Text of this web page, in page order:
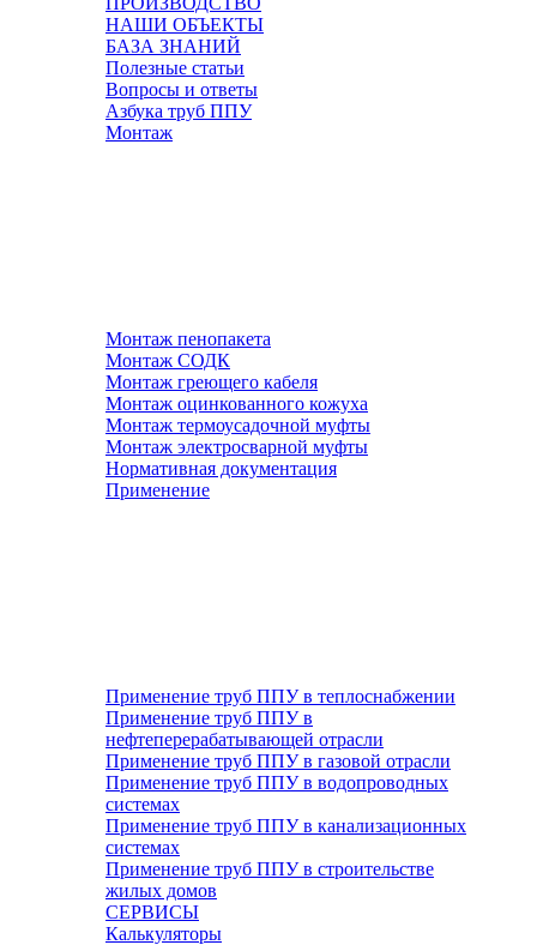
НАШИ ОБЪЕКТЫ
БАЗА ЗНАНИЙ
Полезные статьи
Вопросы и ответы
Азбука труб ППУ
Монтаж
Монтаж пенопакета
Монтаж СОДК
Монтаж греющего кабеля
Монтаж оцинкованного кожуха
Монтаж термоусадочной муфты
Монтаж электросварной муфты
Нормативная документация
Применение
Применение труб ППУ в теплоснабжении
Применение труб ППУ в
нефтеперерабатывающей отрасли
Применение труб ППУ в газовой отрасли
Применение труб ППУ в водопроводных
системах
Применение труб ППУ в канализационных
системах
Применение труб ППУ в строительстве
жилых домов
СЕРВИСЫ
Калькуляторы